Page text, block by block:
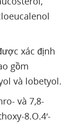
xác định
gồm
và lobetyol.
và 7,8-
8.O.4′-